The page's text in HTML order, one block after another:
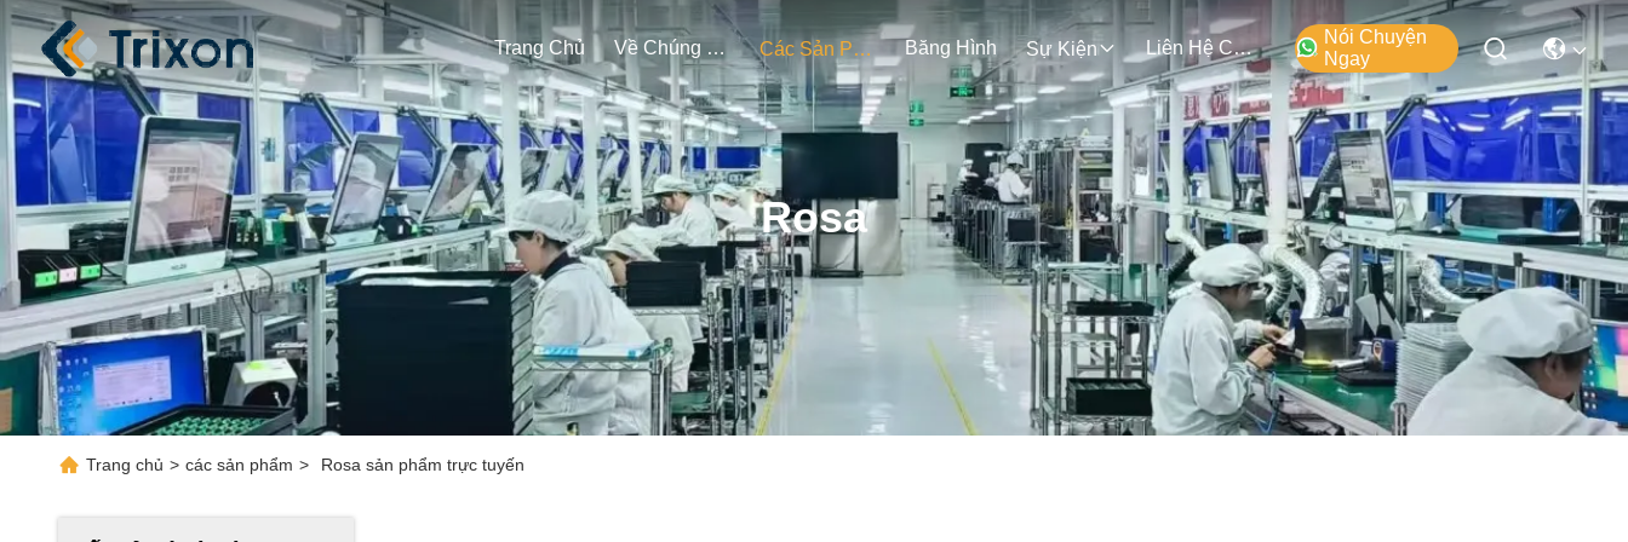
Trang Chủ Về Chúng Tôi Các Sản Phẩm Băng Hình Sự Kiện Liên Hệ Chúng Tôi
Nói Chuyện
Ngay
Rosa
Trang chủ > các sản phẩm > Rosa sản phẩm trực tuyến